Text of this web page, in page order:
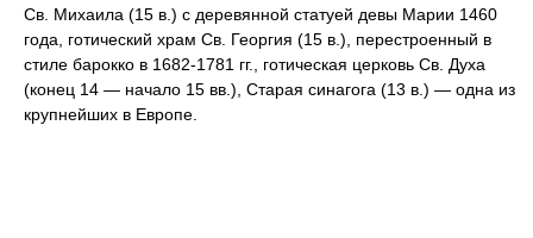
Св. Михаила (15 в.) с деревянной статуей девы Марии 1460
года, готический храм Св. Георгия (15 в.), перестроенный в
стиле барокко в 1682-1781 гг., готическая церковь Св. Духа
(конец 14 — начало 15 вв.), Старая синагога (13 в.) — одна из
крупнейших в Европе.